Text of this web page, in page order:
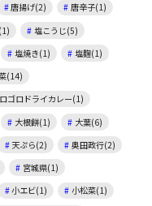
唐揚げ(2)
唐辛子(1)
塩こうじ(5)
塩焼き(1)
塩麴(1)
(14)
ゴロドライカレー(1)
大根餅(1)
大葉(6)
天ぷら(2)
奥田政行(2)
宮城県(1)
小エビ(1)
小松菜(1)